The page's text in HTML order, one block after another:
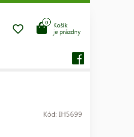
Košík
je prázdny
0
Kód: IH5699